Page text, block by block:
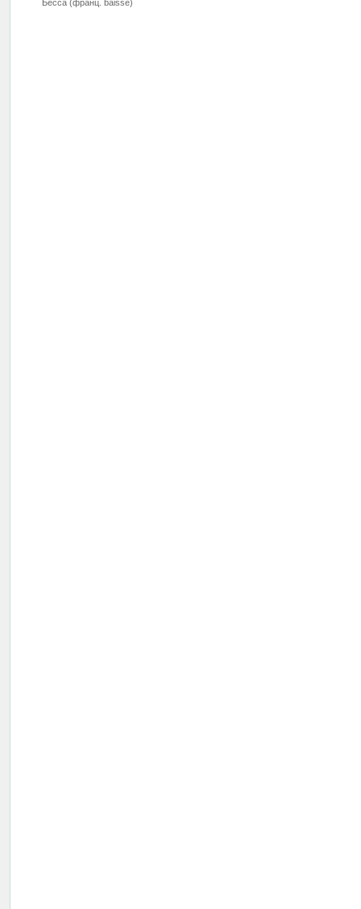
Бесса (франц. baisse)